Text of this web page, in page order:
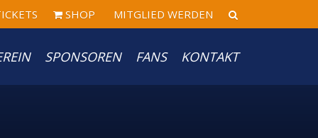
SHOP MITGLIED WERDEN
SPONSOREN FANS KONTAKT